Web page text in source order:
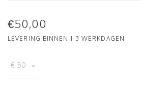
€50,00
LEVERING BINNEN 1-3 WERKDAGEN